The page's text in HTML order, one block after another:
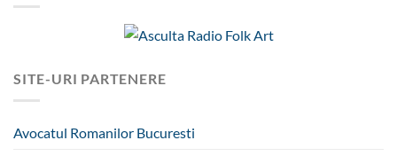
SITE-URI PARTENERE
Avocatul Romanilor Bucuresti